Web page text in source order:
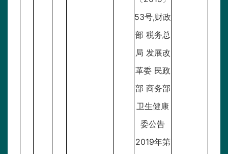
53号,财政
部 税务总
局 发展改
革委 民政
部 商务部
卫生健康
委公告
2019年第